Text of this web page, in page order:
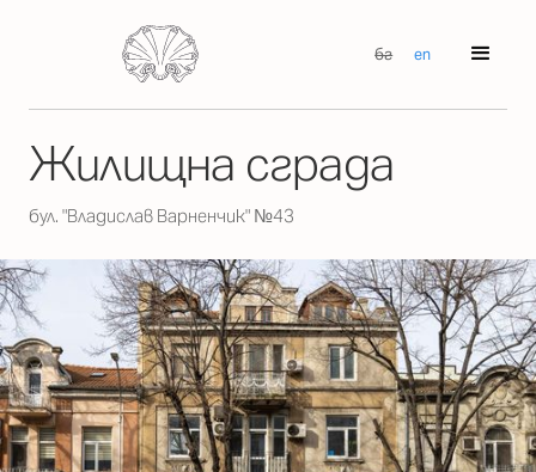
бг en
Жилищна сграда
бул. "Владислав Варненчик" №43